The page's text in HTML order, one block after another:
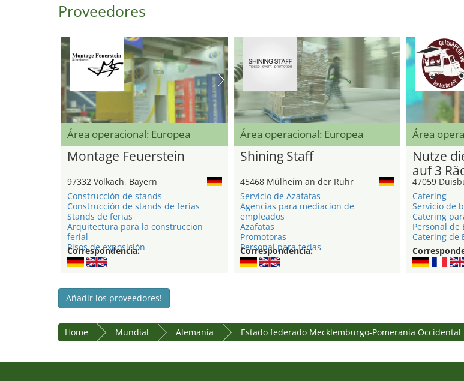
Proveedores
Área operacional: Europea
Montage Feuerstein
97332 Volkach, Bayern
Construcción de stands
Construcción de stands de ferias
Stands de ferias
Arquitectura para la construccion
ferial
Pisos de exposición
Correspondencia:
Área operacional: Europea
Shining Staff
45468 Mülheim an der Ruhr
Servicio de Azafatas
Agencias para mediacion de
empleados
Azafatas
Promotoras
Personal para ferias
Correspondencia:
Área
Nutze
auf 3
47059
Catering
Servicio de
Catering
Personal de
Catering de
Añadir los proveedores!
Home Mundial Alemania Estado federado Mecklemburgo-Pomerania Occidental